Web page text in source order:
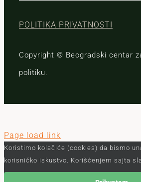
POLITIKA PRIVATNOSTI
Copyright © Beogradski centar
politiku.
Page load link
Koristimo kolačiće (cookies) da bismo
korisničko iskustvo. Korišćenjem sajta